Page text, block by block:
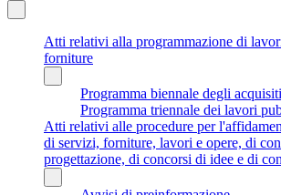
Atti relativi alla programmazione di
forniture
Programma biennale degli
Programma triennale dei lavori
Atti relativi alle procedure per
di servizi, forniture, lavori e opere, di
progettazione, di concorsi di idee e di